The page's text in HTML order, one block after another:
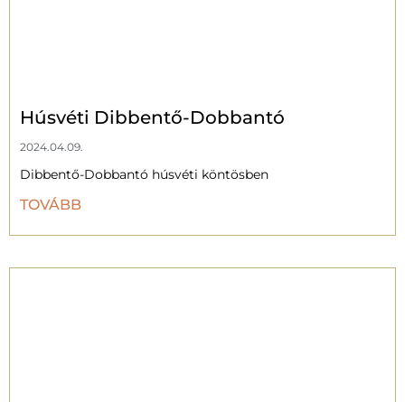
Húsvéti Dibbentő-Dobbantó
2024.04.09.
Dibbentő-Dobbantó húsvéti köntösben
TOVÁBB